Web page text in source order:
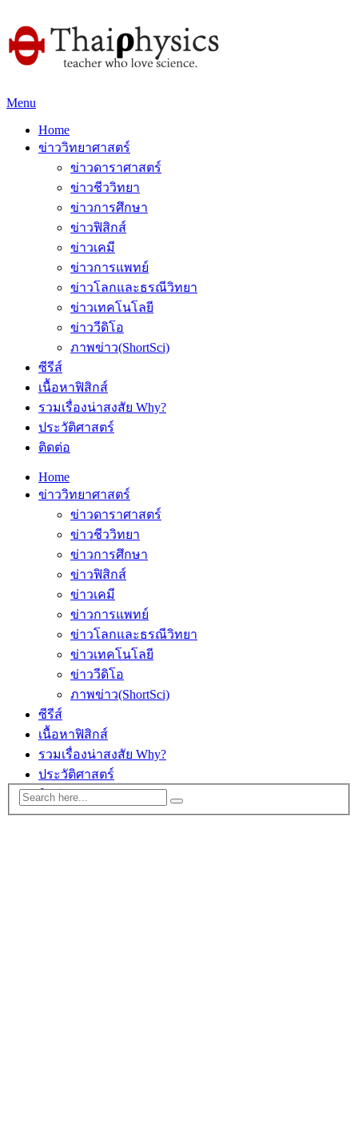
Menu
Home
ข่าววิทยาศาสตร์
ข่าวดาราศาสตร์
ข่าวชีววิทยา
ข่าวการศึกษา
ข่าวฟิสิกส์
ข่าวเคมี
ข่าวการแพทย์
ข่าวโลกและธรณีวิทยา
ข่าวเทคโนโลยี
ข่าววีดิโอ
ภาพข่าว(ShortSci)
ซีรีส์
เนื้อหาฟิสิกส์
รวมเรื่องน่าสงสัย Why?
ประวัติศาสตร์
ติดต่อ
Home
ข่าววิทยาศาสตร์
ข่าวดาราศาสตร์
ข่าวชีววิทยา
ข่าวการศึกษา
ข่าวฟิสิกส์
ข่าวเคมี
ข่าวการแพทย์
ข่าวโลกและธรณีวิทยา
ข่าวเทคโนโลยี
ข่าววีดิโอ
ภาพข่าว(ShortSci)
ซีรีส์
เนื้อหาฟิสิกส์
รวมเรื่องน่าสงสัย Why?
ประวัติศาสตร์
ติดต่อ